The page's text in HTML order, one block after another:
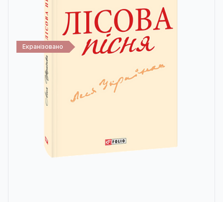
Екранізовано